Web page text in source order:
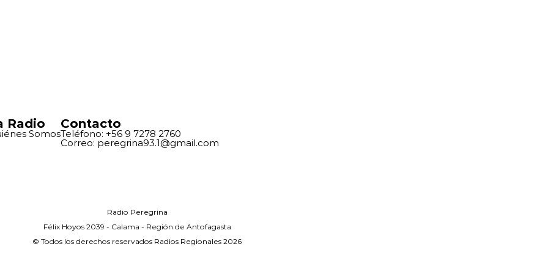
Radio
Somos
Contacto
Teléfono: +56 9 7278 2760
Correo: peregrina93.1@gmail.com
Radio Peregrina
Félix Hoyos 2039 - Calama - Región de Antofagasta
© Todos los derechos reservados Radios Regionales 2026